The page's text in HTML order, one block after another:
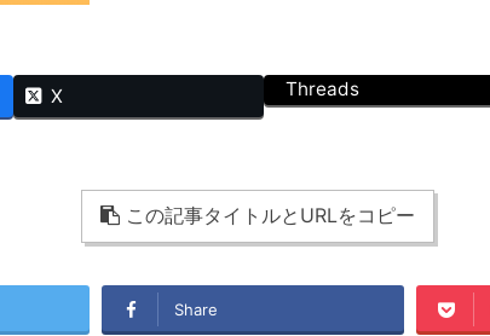
X Threads
この記事タイトルとURLをコピー
Share